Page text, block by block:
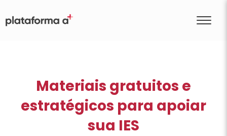
Materiais gratuitos e
estratégicos para apoiar
sua IES